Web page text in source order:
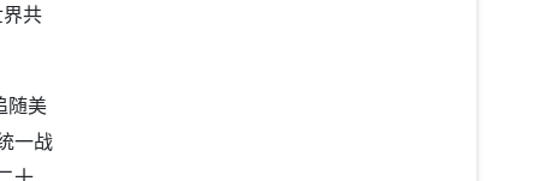
共
随美
一战